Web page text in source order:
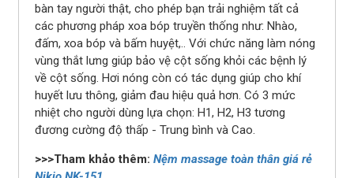
bàn tay người thật, cho phép bạn trải nghiệm tất cả
các phương pháp xoa bóp truyền thống như: Nhào,
đấm, xoa bóp và bấm huyệt,.. Với chức năng làm nóng
vùng thắt lưng giúp bảo vệ cột sống khỏi các bệnh lý
về cột sống. Hơi nóng còn có tác dụng giúp cho khí
huyết lưu thông, giảm đau hiệu quả hơn. Có 3 mức
nhiệt cho người dùng lựa chọn: H1, H2, H3 tương
đương cường độ thấp - Trung bình và Cao.
>>>Tham khảo thêm: Nệm massage toàn thân giá rẻ